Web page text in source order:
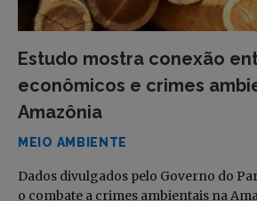
Estudo mostra conexão
econômicos e crimes
Amazônia
MEIO AMBIENTE
Dados divulgados pelo Governo do
o combate a crimes ambientais na